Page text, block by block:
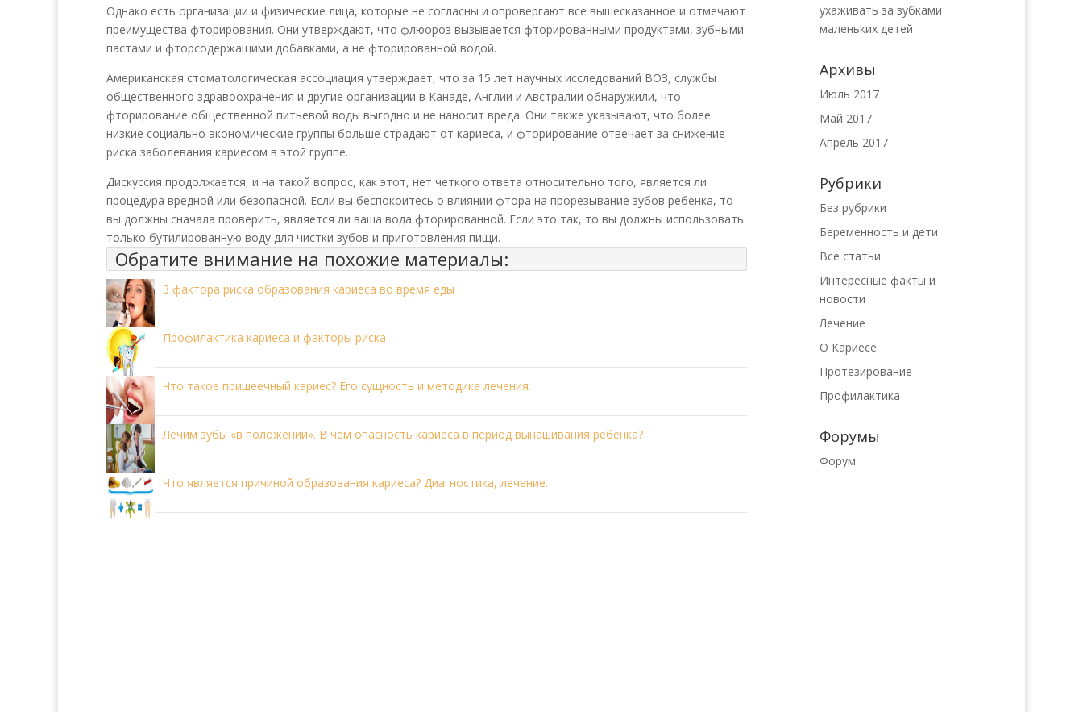
Однако есть организации и физические лица, которые не согласны и опровергают все вышесказанное и отмечают
преимущества фторирования. Они утверждают, что флюороз вызывается фторированными продуктами, зубными
пастами и фторсодержащими добавками, а не фторированной водой.
Американская стоматологическая ассоциация утверждает, что за 15 лет научных исследований ВОЗ, службы
общественного здравоохранения и другие организации в Канаде, Англии и Австралии обнаружили, что
фторирование общественной питьевой воды выгодно и не наносит вреда. Они также указывают, что более
низкие социально-экономические группы больше страдают от кариеса, и фторирование отвечает за снижение
риска заболевания кариесом в этой группе.
Дискуссия продолжается, и на такой вопрос, как этот, нет четкого ответа относительно того, является ли
процедура вредной или безопасной. Если вы беспокоитесь о влиянии фтора на прорезывание зубов ребенка, то
вы должны сначала проверить, является ли ваша вода фторированной. Если это так, то вы должны использовать
только бутилированную воду для чистки зубов и приготовления пищи.
Обратите внимание на похожие материалы:
3 фактора риска образования кариеса во время еды
Профилактика кариеса и факторы риска
Что такое пришеечный кариес? Его сущность и методика лечения.
Лечим зубы «в положении». В чем опасность кариеса в период вынашивания ребенка?
Что является причиной образования кариеса? Диагностика, лечение.
ухаживать за зубками
маленьких детей
Архивы
Июль 2017
Май 2017
Апрель 2017
Рубрики
Без рубрики
Беременность и дети
Все статьи
Интересные факты и
новости
Лечение
О Кариесе
Протезирование
Профилактика
Форумы
Форум